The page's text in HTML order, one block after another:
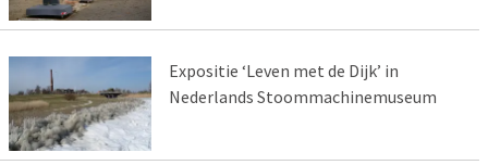
Expositie ‘Leven met de Dijk’ in
Nederlands Stoommachinemuseum